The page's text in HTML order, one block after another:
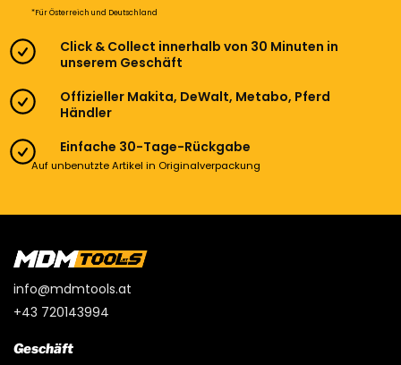
*Für Österreich und Deutschland
Click & Collect innerhalb von 30 Minuten in
unserem Geschäft
Offizieller Makita, DeWalt, Metabo, Pferd
Händler
Einfache 30-Tage-Rückgabe
Auf unbenutzte Artikel in Originalverpackung
info@mdmtools.at
+43 720143994
Geschäft